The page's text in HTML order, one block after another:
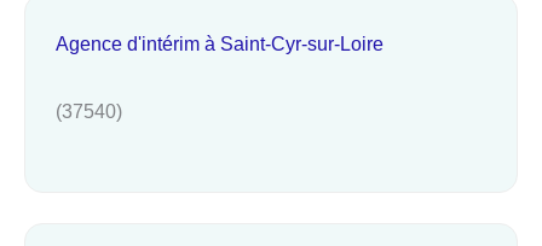
Agence d'intérim à Saint-Cyr-sur-Loire
(37540)